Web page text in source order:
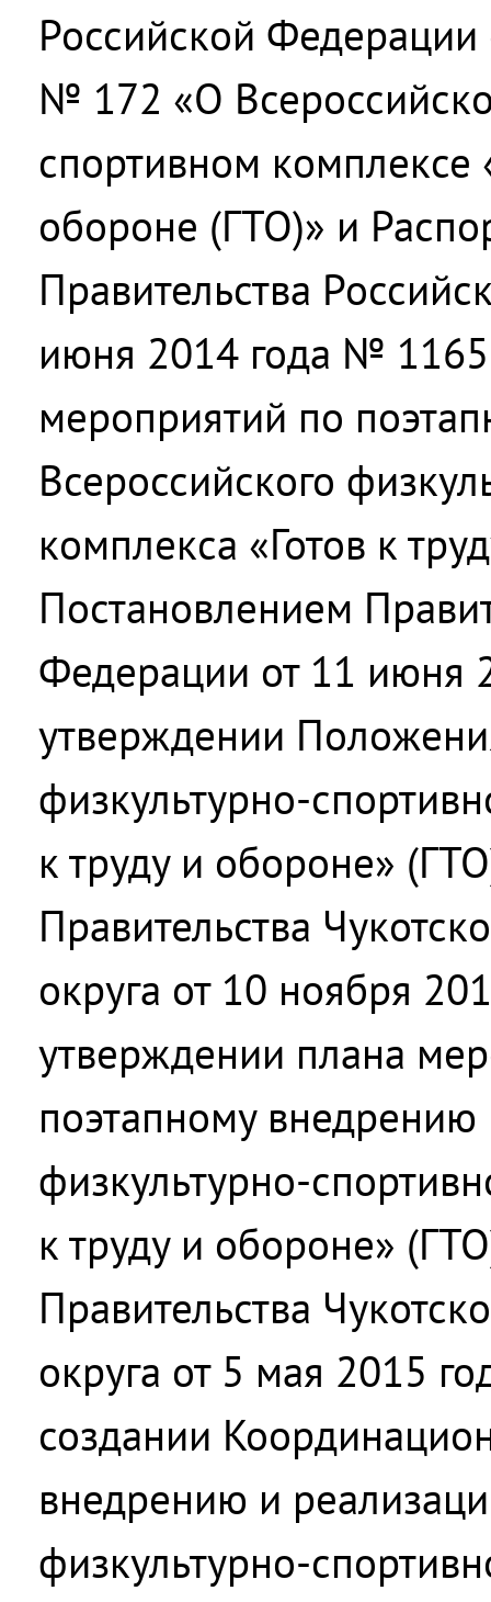
Российской Федерации
№ 172 «О
спортивном комплексе
обороне (ГТО)» и
Правительства
июня 2014 года №
мероприятий по
Всероссийского
комплекса «Готов к
Постановлением
Федерации от 11
утверждении
физкультурно-
к труду и обороне»
Правительства
округа от 10 ноября
утверждении плана
поэтапному внедрению
физкультурно-
к труду и обороне»
Правительства
округа от 5 мая 2015
создании
внедрению и
физкультурно-